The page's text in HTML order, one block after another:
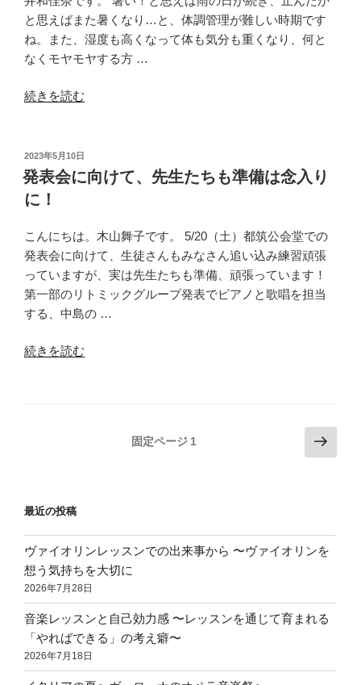
と思えばまた暑くなり…と、体調管理が難しい時期です
ね。また、湿度も高くなって体も気分も重くなり、何と
なくモヤモヤする方 …
“体
調
を
歌
の
効
果
吹
き
ば
ト”
の
続きを読む
投
稿
日:
2023年5月10日
発表会に向けて、先生たちも準備は念入り
に！
こんにちは。木山舞子です。 5/20（土）都筑公会堂での
発表会に向けて、生徒さんもみなさん追い込み練習頑張
っていますが、実は先生たちも準備、頑張っています！
第一部のリトミックグループ発表でピアノと歌唱を担当
する、中島の …
“発
生
ち
も
準
備
は
念
入
り
続きを読む
ペ
ジ
送
り
固定ページ 1
次
の
最近の投稿
ヴァイオリンレッスンでの出来事から 〜ヴァイオリンを
想う気持ちを大切に
2026年7月28日
音楽レッスンと自己効力感 〜レッスンを通じて育まれる
「やればできる」の考え癖〜
2026年7月18日